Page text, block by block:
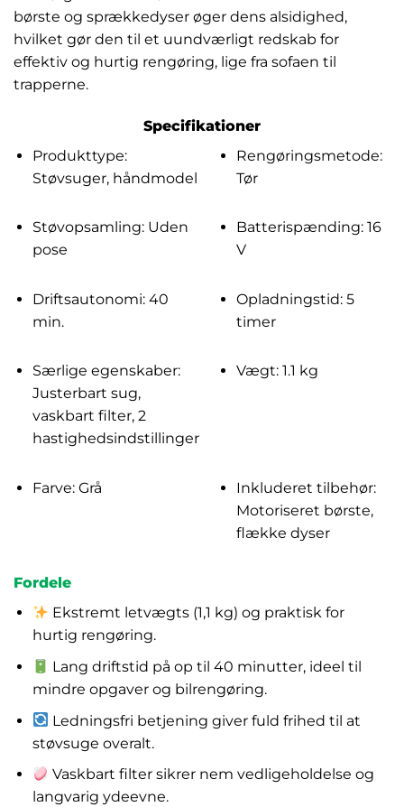
børste og sprækkedyser øger dens alsidighed,
hvilket gør den til et uundværligt redskab for
effektiv og hurtig rengøring, lige fra sofaen til
trapperne.
Specifikationer
Produkttype:
Støvsuger, håndmodel
Rengøringsmetode:
Tør
Støvopsamling: Uden
pose
Batterispænding: 16
V
Driftsautonomi: 40
min.
Opladningstid: 5
timer
Særlige egenskaber:
Justerbart sug,
vaskbart filter, 2
hastighedsindstillinger
Vægt: 1.1 kg
Farve: Grå
Inkluderet tilbehør:
Motoriseret børste,
flække dyser
Fordele
Ekstremt letvægts (1,1 kg) og praktisk for
hurtig rengøring.
Lang driftstid på op til 40 minutter, ideel til
mindre opgaver og bilrengøring.
Ledningsfri betjening giver fuld frihed til at
støvsuge overalt.
Vaskbart filter sikrer nem vedligeholdelse og
langvarig ydeevne.